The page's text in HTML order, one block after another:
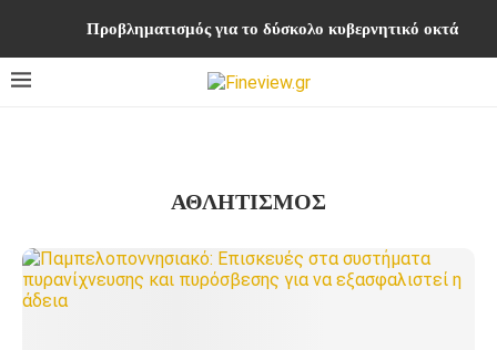
Προβληματισμός για το δύσκολο κυβερνητικό οκτάμηνο
ΑΘΛΗΤΙΣΜΌΣ